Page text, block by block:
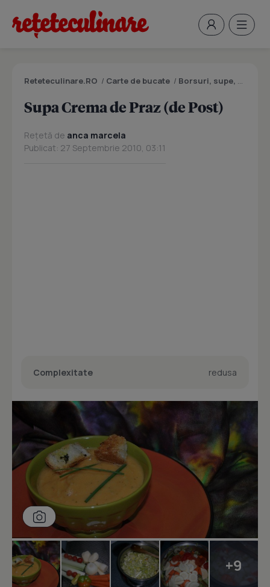
Reteteculinare.RO / Carte de bucate / Borsuri, supe, ciorbe
Supa Crema de Praz (de Post)
Rețetă de anca marcela
Publicat: 27 Septembrie 2010, 03:11
Complexitate redusa
+9